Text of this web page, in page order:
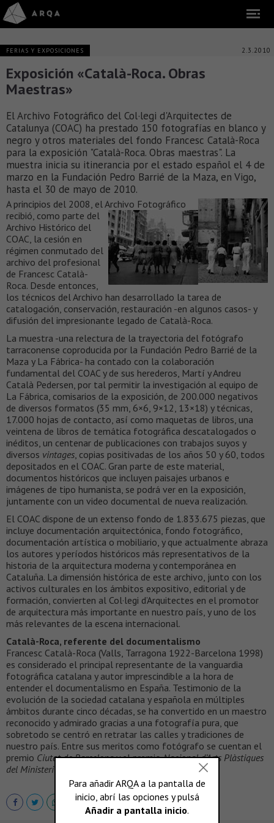
FERIAS Y EXPOSICIONES 2.3.2010
Exposición «Català-Roca. Obras
Maestras»
El Archivo Fotográfico del Col·legi d'Arquitectes de
Catalunya (COAC) ha prestado 150 fotografías en blanco y
negro y otros materiales del fondo Francesc Català-Roca
para la exposición "Català-Roca. Obras maestras". La
muestra inicia su itinerancia por el estado español el 4 de
marzo en la Fundación Pedro Barrié de la Maza, en Vigo,
hasta el 30 de mayo de 2010.
A principios del 2008, el Archivo Fotográfico
recibió, como parte del
Archivo Histórico del
COAC, la cesión en
régimen conmutado del
archivo del profesional
de Francesc Català-
Roca. Desde entonces,
los técnicos del Archivo han desarrollado la tarea de
catalogación, conservación, restauración -en algunos casos- y
difusión del impresionante legado de Català-Roca.
La muestra -una relectura de la trayectoria del fotógrafo
tarraconense coproducida por la Fundación Pedro Barrié de la
Maza y La Fábrica- ha contado con la colaboración
fundamental del COAC y de sus herederos, Martí y Andreu
Català Pedersen, por tal permitir la investigación al equipo de
La Fábrica, comisarios de la exposición, de 200.000 negativos
de diversos formatos (35 mm, 6×6, 9×12, 13×18) y técnicas,
17.000 hojas de contacto, así como maquetas de libros, una
veintena de libros de temática fotográfica descatalogados o
inéditos, un centenar de publicaciones con trabajos suyos y
diversos vintages, copias positivadas de los años 50 y 60, todos
depositados en el COAC. Gran parte de este material,
documentos históricos que incluyen paisajes urbanos e
imágenes de tipo humanista, se podrá ver en la exposición,
juntamente con un video documental de nueva realización.
El COAC dispone de un extenso fondo de 1.833.675 piezas, que
incluye documentación arquitectónica, fondo fotográfico,
documentación artística o mobiliario, y que actualmente abraza
los autores y períodos históricos más representativos de la
historia de la arquitectura moderna y contemporánea en
Cataluña. La dimensión histórica de este archivo, junto con los
activos culturales en los ámbitos expositivo, editorial y de
formación, convierten al Col·legi d’Arquitectes en el promotor
de arquitectura más importante en nuestro país, y uno de los
más relevantes de la escena internacional.
Català-Roca, referente del documentalismo
Francesc Català-Roca (Valls, Tarragona 1922-Barcelona 1998)
es considerado el principal representante de la vanguardia
fotográfica catalana y autor imprescindible a la hora de
entender el documentalismo en España. Testimonio de la
evolución de la sociedad catalana y española en múltiples
ámbitos durante cinco décadas, se ha convertido en un maestro
reconocido y admirado gracias a una fotografía pura, que
sobretodo se centró en retratar las calles y tradiciones de
nuestro país. Entre sus meritos como fotógrafo se cuentan el
premio Ciutat de Barcelonay el premioNacional d’Arts Plàstiques
del Ministeri de Cultura,